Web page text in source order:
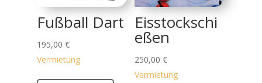
Fußball Dart
195,00 €
Vermietung
Eisstockschi
eßen
250,00€
Vermietung